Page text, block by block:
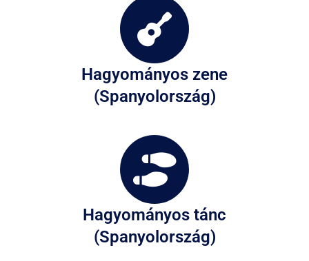
Hagyományos zene
(Spanyolország)
Hagyományos tánc
(Spanyolország)